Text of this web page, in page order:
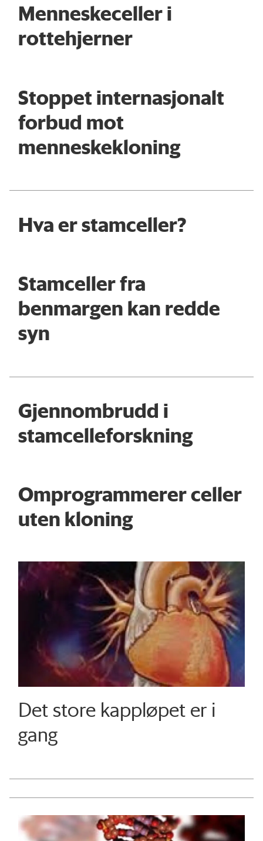
Menneskeceller i
rottehjerner
Stoppet internasjonalt
forbud mot
menneskekloning
Hva er stamceller?
Stamceller fra
benmargen kan redde
syn
Gjennombrudd i
stamcelleforskning
Omprogrammerer celler
uten kloning
Det store kappløpet er i
gang